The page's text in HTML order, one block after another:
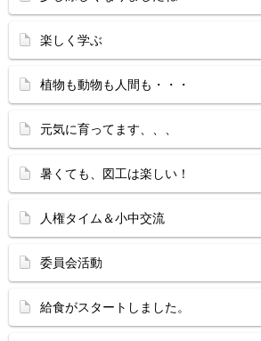
楽しく学ぶ
植物も動物も人間も・・・
元気に育ってます、、、
暑くても、図工は楽しい！
人権タイム＆小中交流
委員会活動
給食がスタートしました。